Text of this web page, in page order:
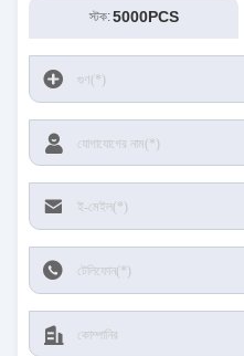
স্টক:5000PCS